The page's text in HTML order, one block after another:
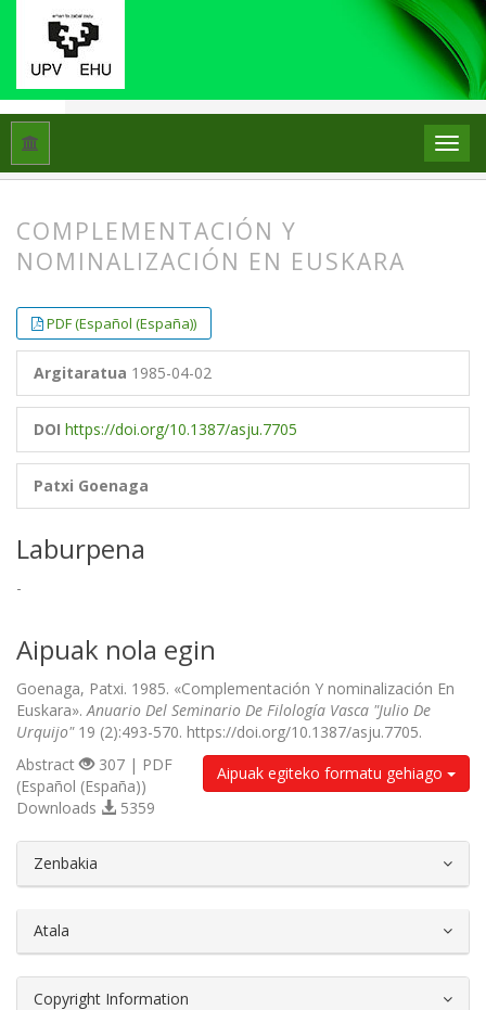
Hasiera Artikuluak
COMPLEMENTACIÓN Y
NOMINALIZACIÓN EN EUSKARA
PDF (Español (España))
Argitaratua 1985-04-02
DOI https://doi.org/10.1387/asju.7705
Patxi Goenaga
Laburpena
-
Aipuak nola egin
Goenaga, Patxi. 1985. «Complementación Y nominalización En
Euskara».Anuario Del Seminario De Filología Vasca "Julio De
Urquijo"19 (2):493-570. https://doi.org/10.1387/asju.7705.
Aipuak egiteko formatu gehiago
Abstract
307 | PDF
(Español (España))
Downloads
5359
Zenbakia
Atala
Copyright Information